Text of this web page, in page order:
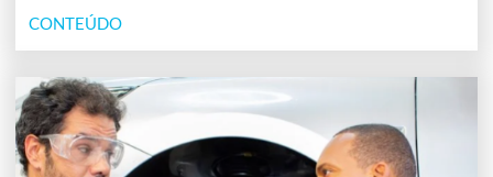
CONTEÚDO